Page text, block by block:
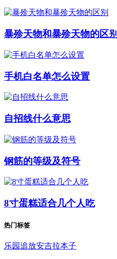
暴殄天物和暴殄天物的区别
手机白名单怎么设置
自招线什么意思
钢筋的等级及符号
8寸蛋糕适合几个人吃
热门标签
乐园追放安吉拉本子